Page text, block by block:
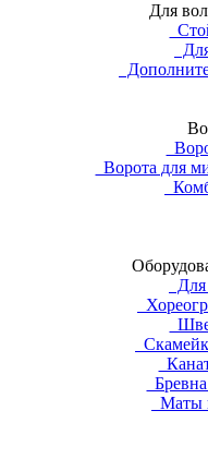
Для
Ворота для
Для
Маты